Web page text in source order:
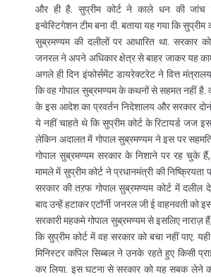
और ही है. सुप्रीम कोर्ट ने काले धन की
इन्वेस्टिगेशन टीम बना दी. बताया यह गया कि सुप्रीम
सुब्रमण्यम की दलीलों पर आधारित था. सरकार
जनरल ने अपने अधिकार क्षेत्र से बाहर जाकर यह
अगले ही दिन इंफोर्समेंट डायरेक्टरेट ने वित्त
कि वह गोपाल सुब्रमण्यम के कथनों से सहमत नहीं है.
के इस आदेश का प्रवर्तन निदेशालय और सरकार
ये नहीं चाहते थे कि सुप्रीम कोर्ट के रिटायर्ड जज
लेकिन अदालत में गोपाल सुब्रमण्यम ने इस पर
गोपाल सुब्रमण्यम सरकार के निशाने पर रह चुके
मामले में सुप्रीम कोर्ट ने प्रधानमंत्री की निष्क्रियता
सरकार की तऱफ गोपाल सुब्रमण्यम कोर्ट में
बाद उन्हें हटाकर एटॉर्नी जनरल जी ई वाहनवती को
सरकारी महकमे गोपाल सुब्रमण्यम से इसलिए नाराज़
कि सुप्रीम कोर्ट में वह सरकार को बचा नहीं पाए.
मिनिस्टर कपिल सिब्बल ने उनके रहते हुए किसी
कर लिया. इस घटना से सरकार को यह सबक लेने